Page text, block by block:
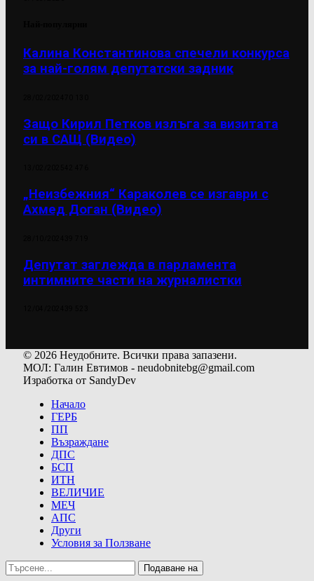
Калина Константинова спечели конкурса
за най-голям депутатски задник
Защо Кирил Петков излъга за визитата
си в САЩ (Видео)
„Неизбежния“ Караколев се изгаври с
Ахмед Доган (Видео)
Депутат заглежда в парламента
интимните части на журналистки
© 2026 Неудобните. Всички права запазени.
МОЛ: Галин Евтимов - neudobnitebg@gmail.com
Изработка от SandyDev
Начало
ГЕРБ
ПП
Възраждане
ДПС
БСП
ИТН
ВЕЛИЧИЕ
МЕЧ
АПС
Други
Условия за Ползване
Подаване на